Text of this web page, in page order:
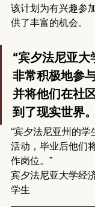
该计划为有兴趣参
供了丰富的机会。
“宾夕法尼亚
非常积极地参
并将他们在社
到了现实世界
“宾夕法尼亚州的
活动，毕业后他们
作岗位。”
宾夕法尼亚大学经
学生